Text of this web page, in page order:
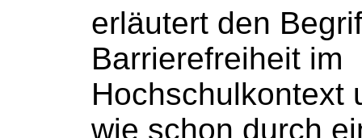
erläutert den
Barrierefreiheit im
Hochschulkontext
wie schon durch